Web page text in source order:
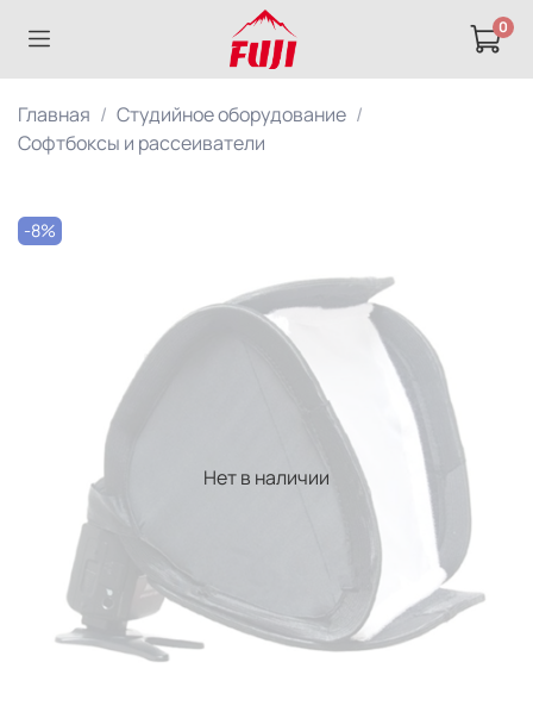
0
Главная
Студийное оборудование
Софтбоксы и рассеиватели
Нет в наличии
-8%